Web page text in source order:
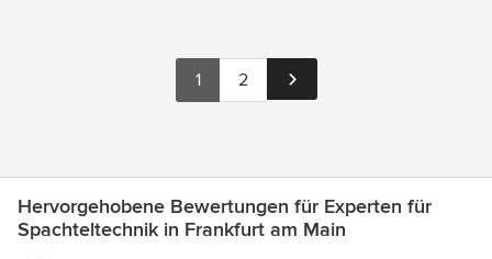
1 2
Hervorgehobene Bewertungen für Experten für
Spachteltechnik in Frankfurt am Main